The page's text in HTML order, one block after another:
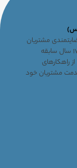
مشتریان
خود را اولویت اول قرارداده و در طول بیش از ۱۷ سال سابقه
راهکارهای
خدمت مشتریان خود